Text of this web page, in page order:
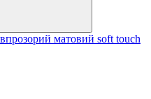
матовий soft touch